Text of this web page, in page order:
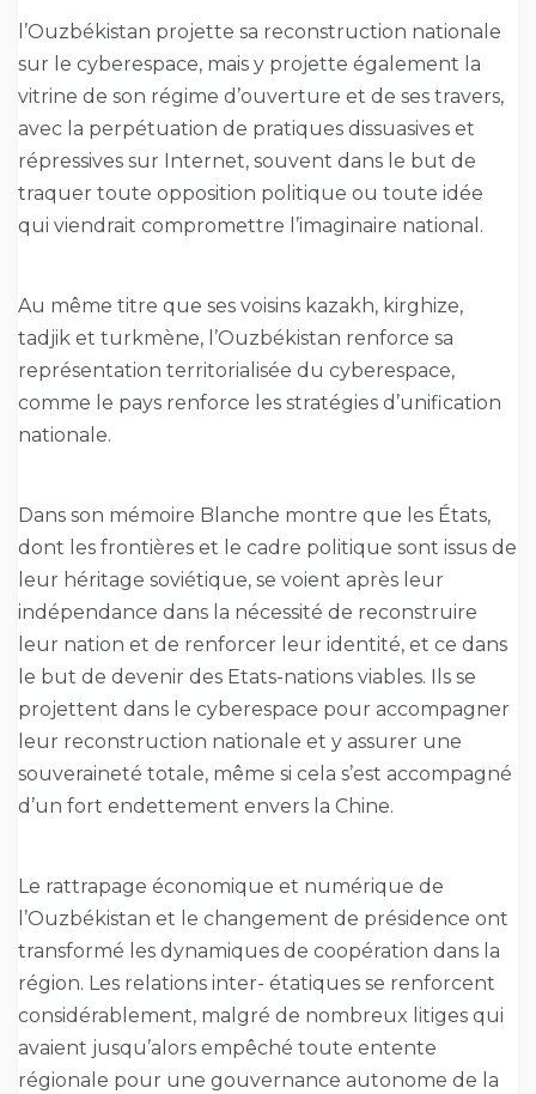
l’Ouzbékistan projette sa reconstruction nationale
sur le cyberespace, mais y projette également la
vitrine de son régime d’ouverture et de ses travers,
avec la perpétuation de pratiques dissuasives et
répressives sur Internet, souvent dans le but de
traquer toute opposition politique ou toute idée
qui viendrait compromettre l’imaginaire national.
Au même titre que ses voisins kazakh, kirghize,
tadjik et turkmène, l’Ouzbékistan renforce sa
représentation territorialisée du cyberespace,
comme le pays renforce les stratégies d’unification
nationale.
Dans son mémoire Blanche montre que les États,
dont les frontières et le cadre politique sont issus de
leur héritage soviétique, se voient après leur
indépendance dans la nécessité de reconstruire
leur nation et de renforcer leur identité, et ce dans
le but de devenir des Etats-nations viables. Ils se
projettent dans le cyberespace pour accompagner
leur reconstruction nationale et y assurer une
souveraineté totale, même si cela s’est accompagné
d’un fort endettement envers la Chine.
Le rattrapage économique et numérique de
l’Ouzbékistan et le changement de présidence ont
transformé les dynamiques de coopération dans la
région. Les relations inter- étatiques se renforcent
considérablement, malgré de nombreux litiges qui
avaient jusqu’alors empêché toute entente
régionale pour une gouvernance autonome de la